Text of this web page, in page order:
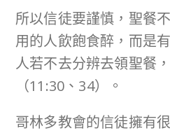
所以信徒要謹慎，聖餐
用的人飲飽食醉，而是
人若不去分辨去領聖餐
（11:30、34）。
哥林多教會的信徒擁有